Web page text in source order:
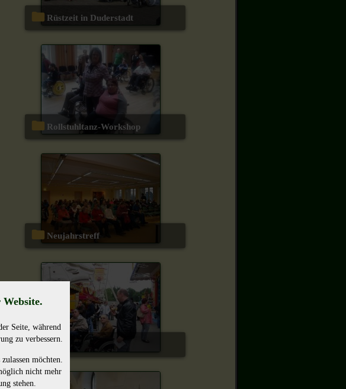
Rüstzeit in Duderstadt
Rollstuhltanz-Workshop
Neujahrstreff
Kät
Seite, während
zu verbessern.
möchten.
nicht mehr
stehen.